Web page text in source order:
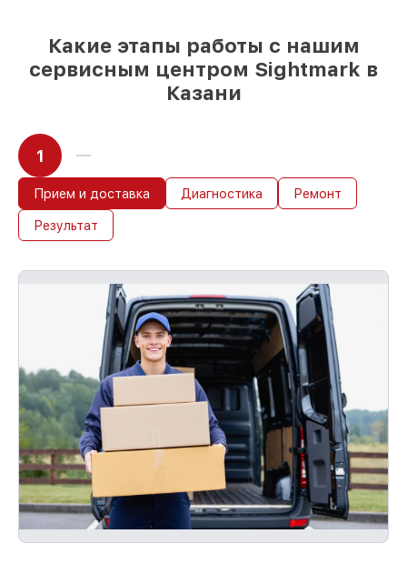
Какие этапы работы с нашим
сервисным центром Sightmark в
Казани
1
Прием и доставка Диагностика Ремонт
Результат